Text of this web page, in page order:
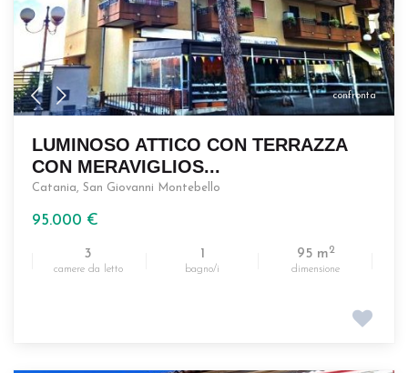
confronta
LUMINOSO ATTICO CON TERRAZZA
CON MERAVIGLIOS...
Catania, San Giovanni Montebello
95.000 €
3
camere da letto
1
bagno/i
95 m2
dimensione